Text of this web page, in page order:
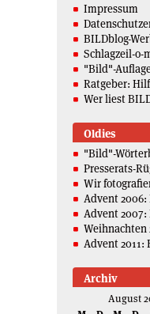
Impressum
BILDblog-
Schlagzeil-o-
"Bild"-
Ratgeber:
Wer liest
Oldies
"Bild"-
Presserats-
Wir
Advent
Advent 2007:
Weihnachten
Advent 2011:
Archiv
August